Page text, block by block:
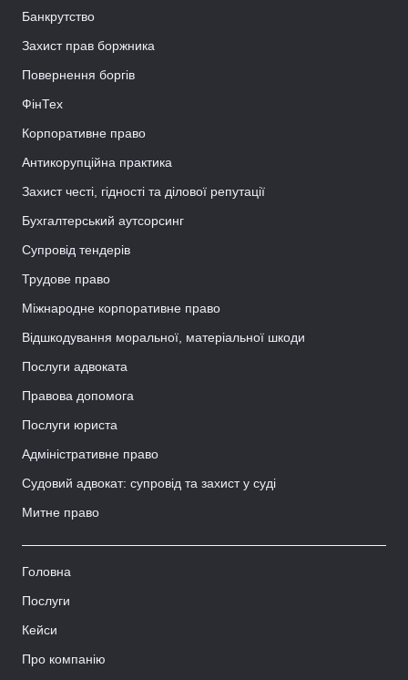
Банкрутство
Захист прав боржника
Повернення боргів
ФінТех
Корпоративне право
Антикорупційна практика
Захист честі, гідності та ділової репутації
Бухгалтерський аутсорсинг
Супровід тендерів
Трудове право
Міжнародне корпоративне право
Відшкодування моральної, матеріальної шкоди
Послуги адвоката
Правова допомога
Послуги юриста
Адміністративне право
Судовий адвокат: супровід та захист у суді
Митне право
Головна
Послуги
Кейси
Про компанію